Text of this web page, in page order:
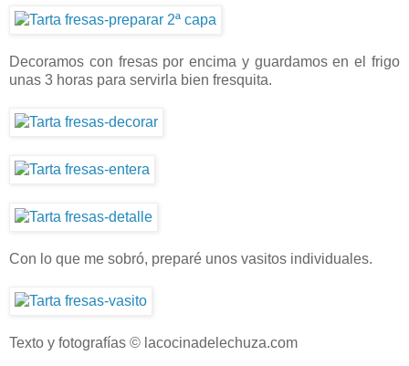
Decoramos con fresas por encima y guardamos en el frigo
unas 3 horas para servirla bien fresquita.
Con lo que me sobró, preparé unos vasitos individuales.
Texto y fotografías © lacocinadelechuza.com